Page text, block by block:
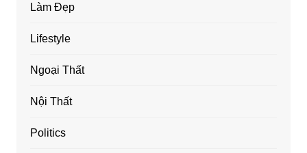
Làm Đẹp
Lifestyle
Ngoại Thất
Nội Thất
Politics